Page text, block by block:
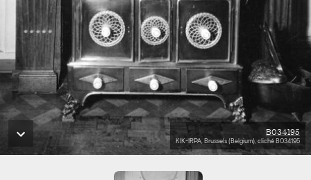
B034195
KIK-IRPA, Brussels (Belgium), cliché B034195